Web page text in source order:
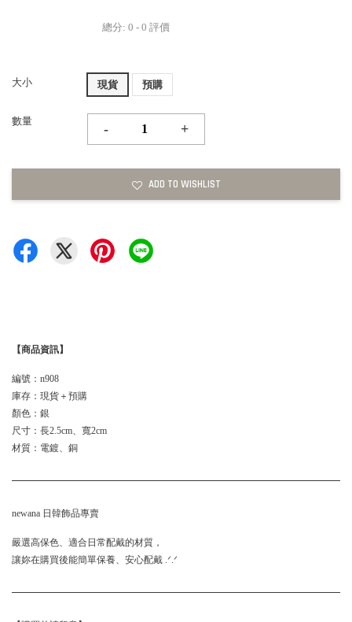
總分: 0 - 0 評價
大小 現貨 預購
數量
- +
ADD TO WISHLIST
【商品資訊】
編號：n908
庫存：現貨＋預購
顏色：銀
尺寸：長2.5cm、寬2cm
材質：電鍍、銅
newana 日韓飾品專賣
嚴選高保色、適合日常配戴的材質，
讓妳在購買後能簡單保養、安心配戴 .ᐟ.ᐟ